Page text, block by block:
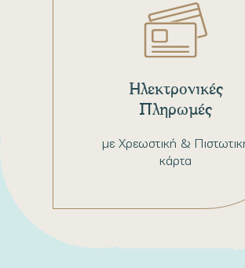
με Χρεωστική &
κάρτα
Ηλεκτρονικές
Πληρωμές